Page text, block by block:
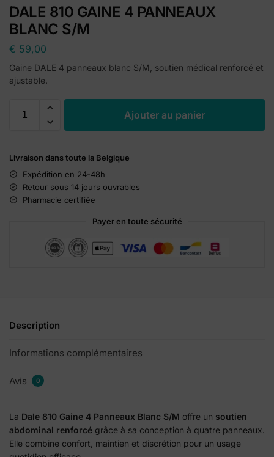
DALE 810 GAINE 4 PANNEAUX
BLANC S/M
€ 59,00
Gaine DALE 4 panneaux blanc S/M, soutien médical renforcé et
ajustable.
Ajouter au panier
Livraison dans toute la Belgique
Expédition en 24-48h
Retour sous 14 jours ouvrables
Pharmacie certifiée
Payer en toute sécurité
Description
Informations complémentaires
Avis 0
La Dale 810 Gaine 4 Panneaux Blanc S/M offre un soutien
abdominal renforcé grâce à sa conception à quatre panneaux.
Elle combine confort, maintien et discrétion pour un usage